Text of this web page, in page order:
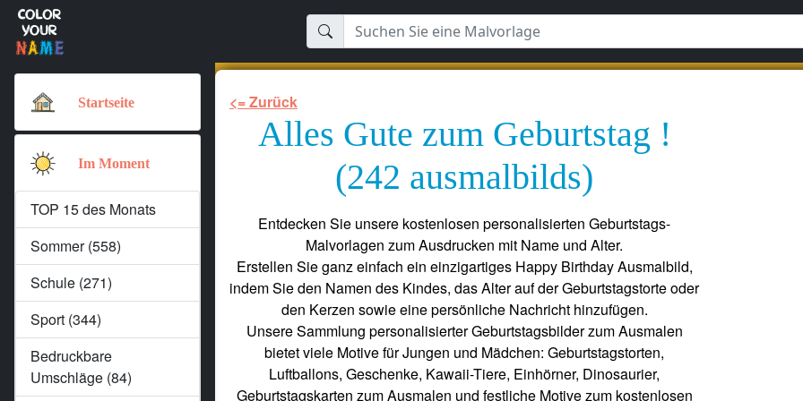
Startseite
Im Moment
TOP 15 des Monats
Sommer (558)
Schule (271)
Sport (344)
Bedruckbare
Umschläge (84)
<= Zurück
Alles Gute zum Geburtstag !
(242 ausmalbilds)
Entdecken Sie unsere kostenlosen personalisierten Geburtstags-
Malvorlagen zum Ausdrucken mit Name und Alter.
Erstellen Sie ganz einfach ein einzigartiges Happy Birthday Ausmalbild,
indem Sie den Namen des Kindes, das Alter auf der Geburtstagstorte oder
den Kerzen sowie eine persönliche Nachricht hinzufügen.
Unsere Sammlung personalisierter Geburtstagsbilder zum Ausmalen
bietet viele Motive für Jungen und Mädchen: Geburtstagstorten,
Luftballons, Geschenke, Kawaii-Tiere, Einhörner, Dinosaurier,
Geburtstagskarten zum Ausmalen und festliche Motive zum kostenlosen